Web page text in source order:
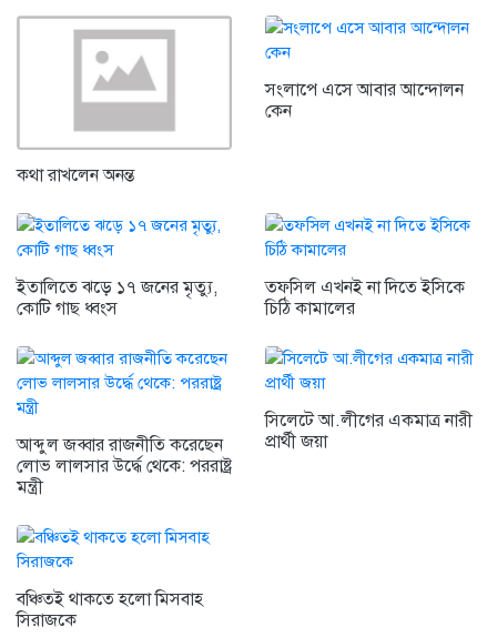
কথা রাখলেন অনন্ত
সংলাপে এসে আবার আন্দোলন
কেন
ইতালিতে ঝড়ে ১৭ জনের মৃত্যু,
কোটি গাছ ধ্বংস
তফসিল এখনই না দিতে ইসিকে
চিঠি কামালের
আব্দুল জব্বার রাজনীতি করেছেন
লোভ লালসার উর্দ্ধে থেকে: পররাষ্ট্র
মন্ত্রী
সিলেটে আ.লীগের একমাত্র নারী
প্রার্থী জয়া
বঞ্চিতই থাকতে হলো মিসবাহ
সিরাজকে